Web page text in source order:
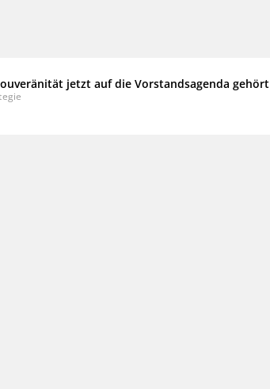
jetzt auf die Vorstandsagenda gehört